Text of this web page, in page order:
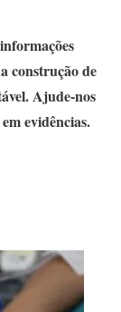
construção de
Ajude-nos
evidências.